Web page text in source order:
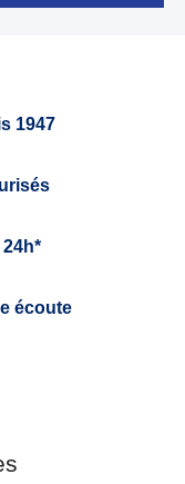
1947
écoute